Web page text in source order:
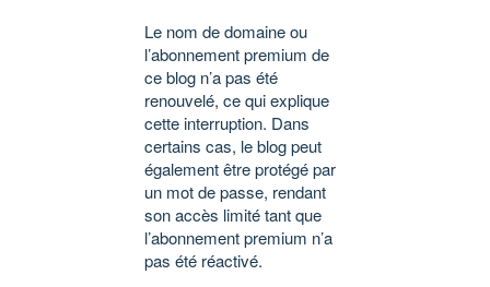
Le nom de domaine ou
l’abonnement premium de
ce blog n’a pas été
renouvelé, ce qui explique
cette interruption. Dans
certains cas, le blog peut
également être protégé par
un mot de passe, rendant
son accès limité tant que
l’abonnement premium n’a
pas été réactivé.